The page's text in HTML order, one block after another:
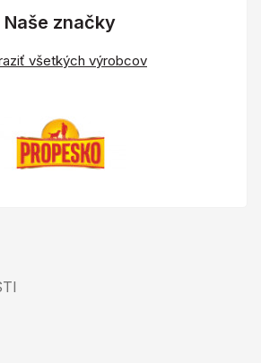
Naše značky
všetkých výrobcov